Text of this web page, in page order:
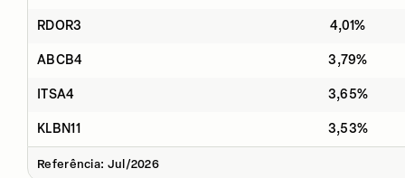
RDOR3 4,01%
ABCB4 3,79%
ITSA4 3,65%
KLBN11 3,53%
Referência: Jul/2026